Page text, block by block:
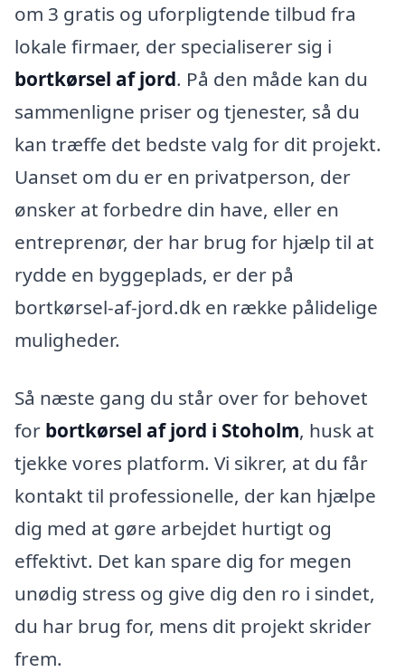
om 3 gratis og uforpligtende tilbud fra
lokale firmaer, der specialiserer sig i
bortkørsel af jord. På den måde kan du
sammenligne priser og tjenester, så du
kan træffe det bedste valg for dit projekt.
Uanset om du er en privatperson, der
ønsker at forbedre din have, eller en
entreprenør, der har brug for hjælp til at
rydde en byggeplads, er der på
bortkørsel-af-jord.dk en række pålidelige
muligheder.
Så næste gang du står over for behovet
for bortkørsel af jord i Stoholm, husk at
tjekke vores platform. Vi sikrer, at du får
kontakt til professionelle, der kan hjælpe
dig med at gøre arbejdet hurtigt og
effektivt. Det kan spare dig for megen
unødig stress og give dig den ro i sindet,
du har brug for, mens dit projekt skrider
frem.